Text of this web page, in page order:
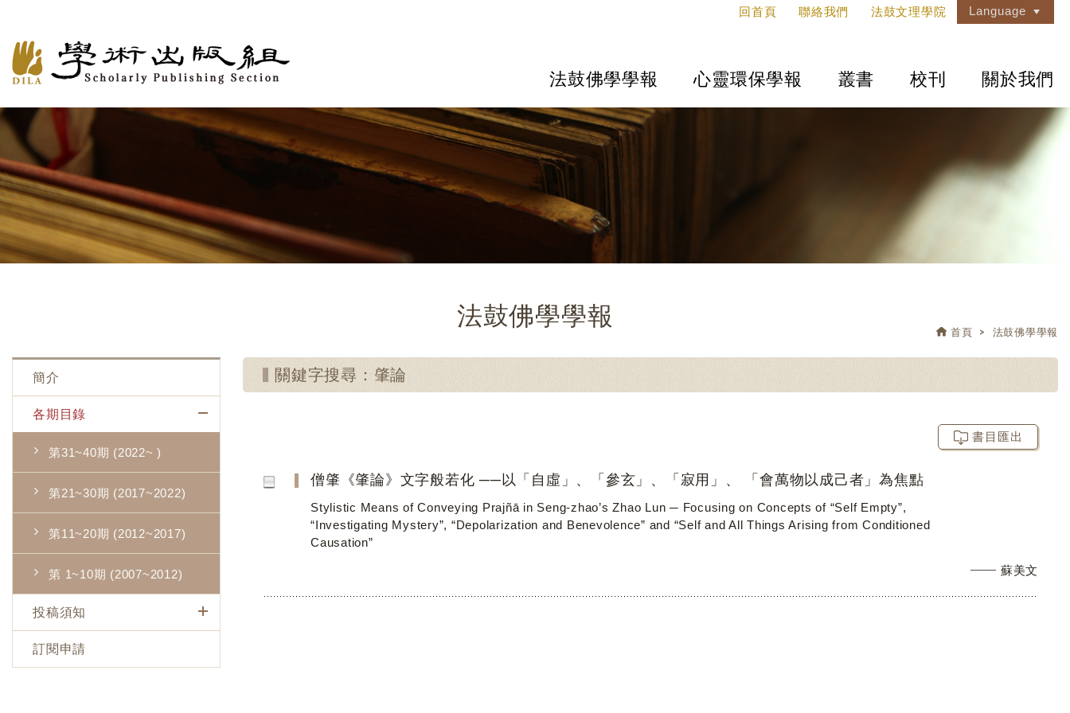
回首頁 聯絡我們 法鼓文理學院 Language
法鼓佛學學報 心靈環保學報 叢書 校刊 關於我們
法鼓佛學學報
首頁 法鼓佛學學報
簡介
各期目錄
第31~40期 (2022~ )
第21~30期 (2017~2022)
第11~20期 (2012~2017)
第 1~10期 (2007~2012)
投稿須知
訂閱申請
關鍵字搜尋：肇論
書目匯出
僧肇《肇論》文字般若化 ──以「自虛」、「參玄」、「寂用」、 「會萬物以成己者」為焦點
Stylistic Means of Conveying Prajñā in Seng-zhao’s Zhao Lun ─ Focusing on Concepts of “Self Empty”,
“Investigating Mystery”, “Depolarization and Benevolence” and “Self and All Things Arising from Conditioned
Causation”
蘇美文